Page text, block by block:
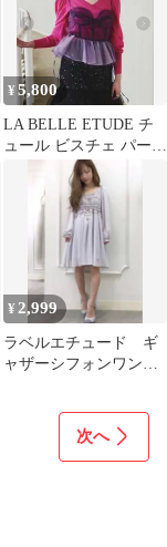
¥5,800
LA BELLE ETUDE チ
ュール ビスチェ パープ
ル レイヤード
¥2,999
ラベルエチュード ギ
ャザーシフォンワンピ
次へ